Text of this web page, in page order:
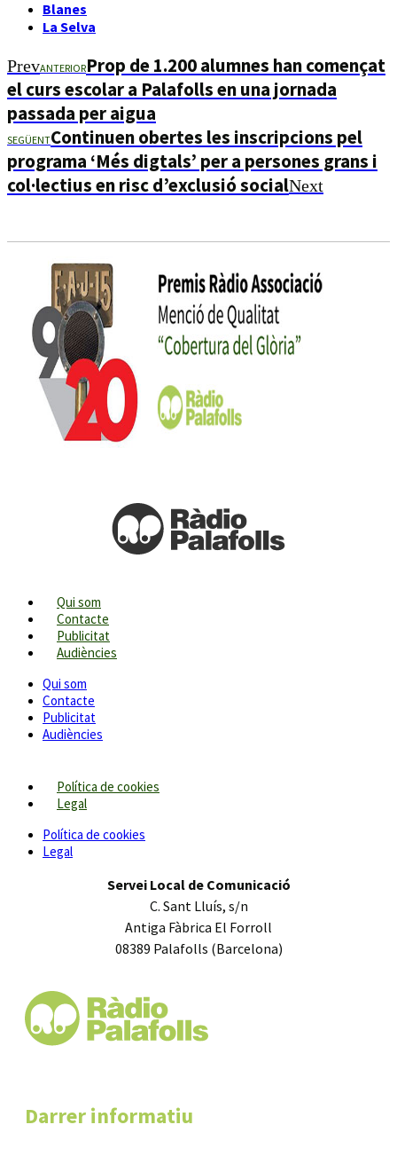
Blanes
La Selva
PrevANTERIORProp de 1.200 alumnes han començat
el curs escolar a Palafolls en una jornada
passada per aigua
SEGÜENTContinuen obertes les inscripcions pel
programa ‘Més digtals’ per a persones grans i
col·lectius en risc d’exclusió socialNext
Qui som
Contacte
Publicitat
Audiències
Qui som
Contacte
Publicitat
Audiències
Política de cookies
Legal
Política de cookies
Legal
Servei Local de Comunicació
C. Sant Lluís, s/n
Antiga Fàbrica El Forroll
08389 Palafolls (Barcelona)
Darrer informatiu